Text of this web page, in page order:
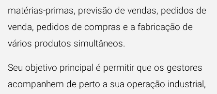
matérias-primas, previsão de vendas, pedidos de
venda, pedidos de compras e a fabricação de
vários produtos simultâneos.
Seu objetivo principal é permitir que os gestores
acompanhem de perto a sua operação industrial,